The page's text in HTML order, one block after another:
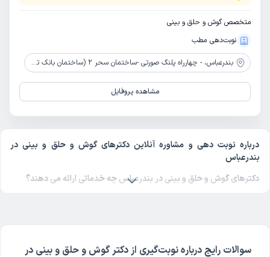
متخصص گوش و حلق و بینی
نوبت‌دهی مطب
بندرعباس، - چهارراه پلنگ صورتی -ساختمان سحر 2 (ساختمان بانک تجارت) طبقه 5 واحد 14
مشاهده پروفایل
درباره نوبت دهی و مشاوره آنلاین دکترهای گوش و حلق و بینی در
بندرعباس
دکترهای گوش و حلق و بینی در بندرعباس چه خدماتی ارائه می دهند؟
حلق و بینی در بندرعباسدر دکترتو علاوه بر نوبت‌‌گیری اینترنتی، مشاوره
سوالات رایج درباره نوبت‌گیری از دکتر گوش و حلق و بینی در